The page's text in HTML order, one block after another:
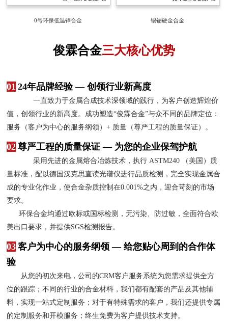
0号环保低温锌合金 锡铋硬金合金
俊霖合金三大核心优势
01 24年品牌经验 — 创领行业新高度
一直致力于金属合成技术深领域的践行，为客户创造辉煌价
值，创领行业的新高度。成功塑造“俊霖合金”与众不同的品牌定位：
服务（客户为中心的服务纲领）+ 质量（尊严工程的质量保证）。
02 尊严工程的质量保证 — 为您的企业保驾护航
采用先进的金属熔合冶炼技术，执行 ASTM240 （美国）质
量标准，配以德国汉克思直读光谱仪进行品质检测，完全实现金属合
成的专业化作业，使合金杂质控制在0.001%之内，迎合苛刻的市场
要求。
环保合金均通过欧标或国标检测，无污染、防过敏，全面符合欧
美出口要求，并提供SGS检测报告。
03 客户为中心的服务纲领 — 给您贴心周到的合作体
验
从您的初次来电，公司的CRM客户服务系统为您需求提供全方
位的跟踪；不同的行业的合金材料，我们都有配套的产品及其他辅
料，实现一站式定制服务；对于有特殊需求的客户，我们还提供专属
的定制服务和开模服务；终生免费为客户提供技术支持。